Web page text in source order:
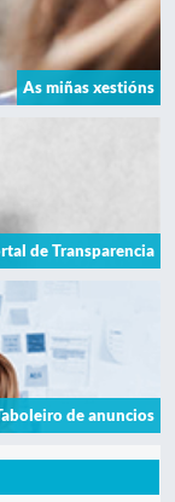
As miñas xestións
de Transparencia
de anuncios